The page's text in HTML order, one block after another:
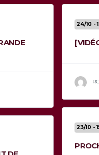
24/10 -
23/10 -